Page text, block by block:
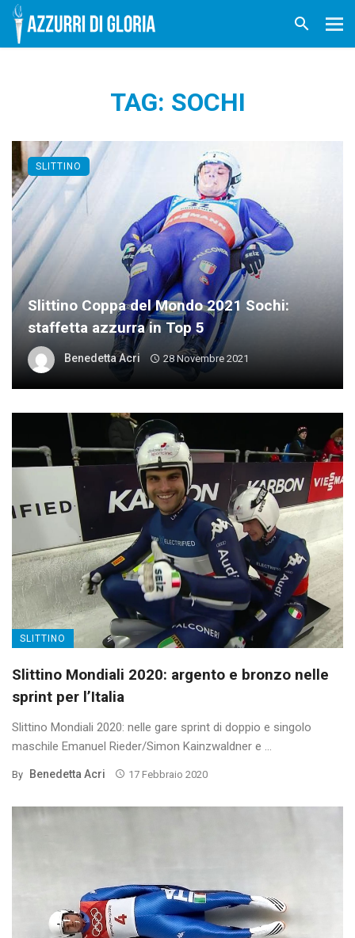
TAG: SOCHI
Slittino Coppa del Mondo 2021 Sochi:
staffetta azzurra in Top 5
Benedetta Acri 28 Novembre 2021
SLITTINO
SLITTINO
Slittino Mondiali 2020: argento e bronzo nelle
sprint per l’Italia
Slittino Mondiali 2020: nelle gare sprint di doppio e singolo
maschile Emanuel Rieder/Simon Kainzwaldner e ...
By Benedetta Acri 17 Febbraio 2020